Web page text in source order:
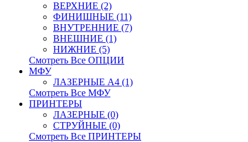
ВЕРХНИЕ (2)
ФИНИШНЫЕ (11)
ВНУТРЕННИЕ (7)
ВНЕШНИЕ (1)
НИЖНИЕ (5)
Смотреть Все ОПЦИИ
МФУ
ЛАЗЕРНЫЕ A4 (1)
Смотреть Все МФУ
ПРИНТЕРЫ
ЛАЗЕРНЫЕ (0)
СТРУЙНЫЕ (0)
Смотреть Все ПРИНТЕРЫ